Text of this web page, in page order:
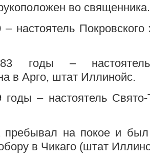
во
настоятель
годы –
в Арго, штат Иллинойс.
годы – настоятель Свято-
пребывал на покое и
в Чикаго (штат